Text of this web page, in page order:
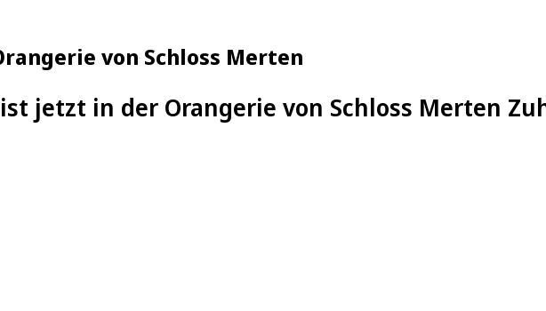
von Schloss Merten
jetzt in der Orangerie von Schloss Merten